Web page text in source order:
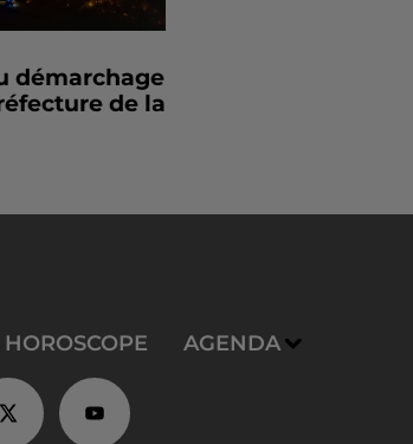
démarchage
de la
HOROSCOPE AGENDA